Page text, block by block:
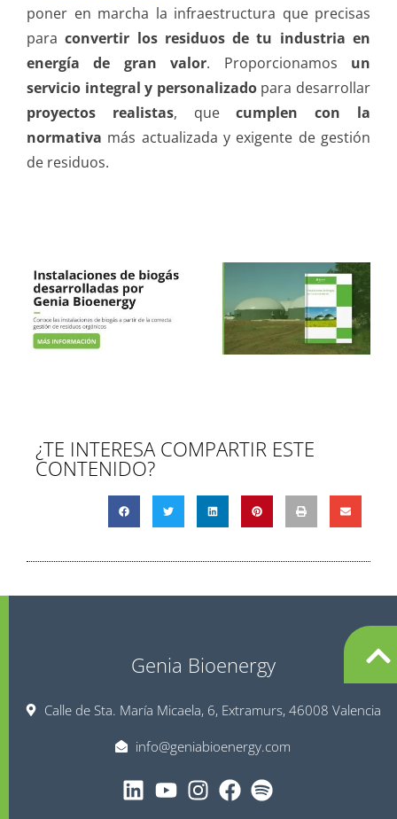
poner en marcha la infraestructura que precisas
paraconvertir los residuos de tu industria en
energía de gran valor. Proporcionamos un
servicio integral y personalizadopara desarrollar
proyectos realistas, quecumplen con la
normativa más actualizada y exigente de gestión
de residuos.
¿TE INTERESA COMPARTIR ESTE
CONTENIDO?
Genia Bioenergy
Calle de Sta. María Micaela, 6, Extramurs, 46008 Valencia
info@geniabioenergy.com